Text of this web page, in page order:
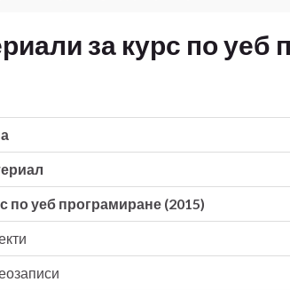
за курс по уеб
по уеб програмиране (2015)